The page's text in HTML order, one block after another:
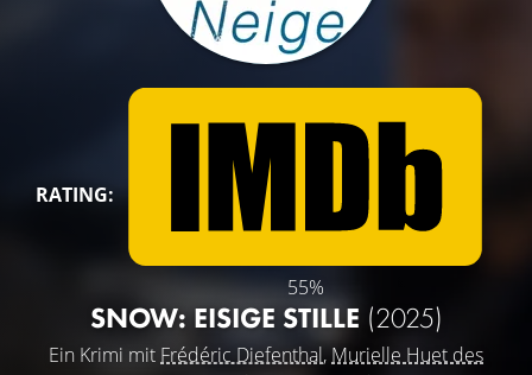
RATING:
55%
SNOW: EISIGE STILLE (2025)
Ein Krimi mit Frédéric Diefenthal, Murielle Huet des